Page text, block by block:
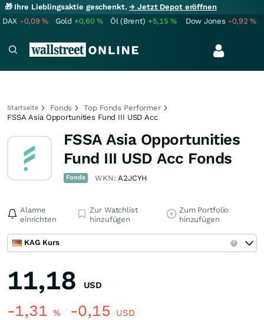
🎁 Ihre Lieblingsaktie geschenkt.→ Jetzt Depot eröffnen
DAX -0,09% Gold +0,60% Öl (Brent) +5,15% Dow Jones -0,92%
Startseite Fonds
Top Fonds Performer
FSSA Asia Opportunities Fund III USD Acc
FSSA Asia Opportunities
Fund III USD Acc Fonds
Fonds WKN:A2JCYH
Alarme
einrichten
Zur Watchlist
hinzufügen
Zum Portfolio
hinzufügen
KAG Kurs
11,18 USD
-1,31 % -0,15 USD